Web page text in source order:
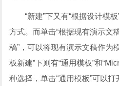
“新建”下又有“根据设计模板
方式。而单击“根据现有演示文
稿”，可以将现有演示文稿作为
板新建”下则有“通用模板”和
种选择，单击“通用模板”可以打